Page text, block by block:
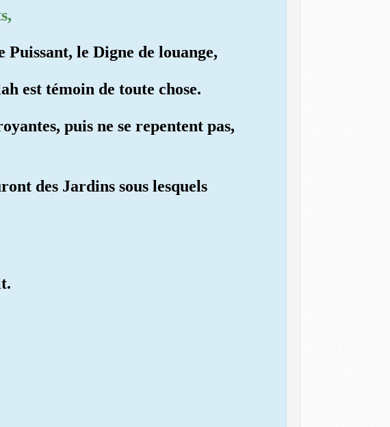
le Digne de louange,
est témoin de toute chose.
puis ne se repentent pas,
des Jardins sous lesquels